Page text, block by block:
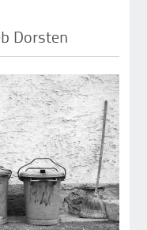
Dorsten